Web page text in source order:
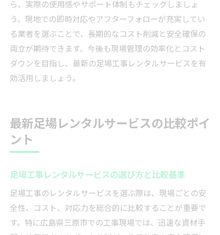
ら、実際の使用感やサポート体制もチェックしましょ
う。現地での即時対応やアフターフォローが充実してい
る業者を選ぶことで、長期的なコスト削減と安全確保の
両立が期待できます。今後も現場管理の効率化とコスト
ダウンを目指し、最新の足場工事レンタルサービスを有
効活用しましょう。
最新足場レンタルサービスの比較ポイ
ント
足場工事レンタルサービスの選び方と比較基準
足場工事のレンタルサービスを選ぶ際は、現場ごとの安
全性、コスト、対応力を総合的に比較することが重要で
す。特に広島県三原市での工事現場では、迅速な資材手